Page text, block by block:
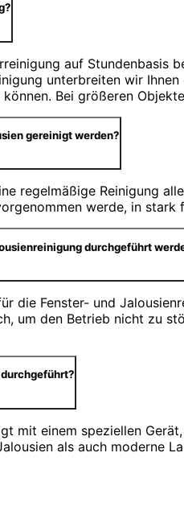
auf Stundenbasis
unterbreiten wir
können. Bei größeren
gereinigt werden?
regelmäßige Reinigung
werde, in
durchgeführt
die Fenster- und
um den Betrieb nicht zu
mit einem speziellen
als auch moderne